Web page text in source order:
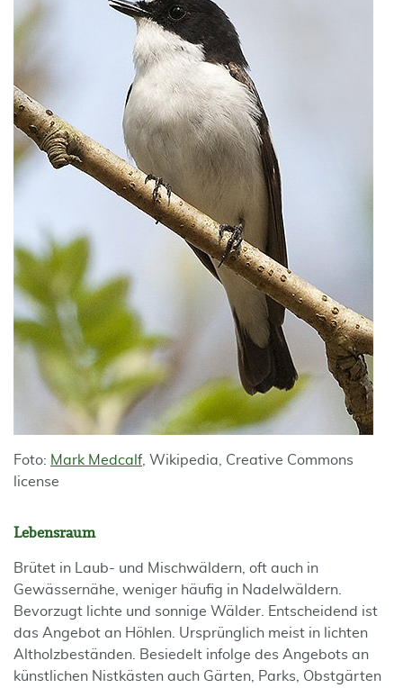
Foto: Mark Medcalf , Wikipedia, Creative Commons
license
Lebensraum
Brütet in Laub- und Mischwäldern, oft auch in
Gewässernähe, weniger häufig in Nadelwäldern.
Bevorzugt lichte und sonnige Wälder. Entscheidend ist
das Angebot an Höhlen. Ursprünglich meist in lichten
Altholzbeständen. Besiedelt infolge des Angebots an
künstlichen Nistkästen auch Gärten, Parks, Obstgärten